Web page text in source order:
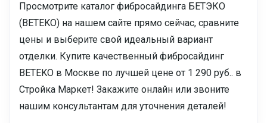
Просмотрите каталог фибросайдинга БЕТЭКО
(BETEKO) на нашем сайте прямо сейчас, сравните
цены и выберите свой идеальный вариант
отделки. Купите качественный фибросайдинг
BETEKO в Москве по лучшей цене от 1 290 руб.. в
Стройка Маркет! Закажите онлайн или звоните
нашим консультантам для уточнения деталей!